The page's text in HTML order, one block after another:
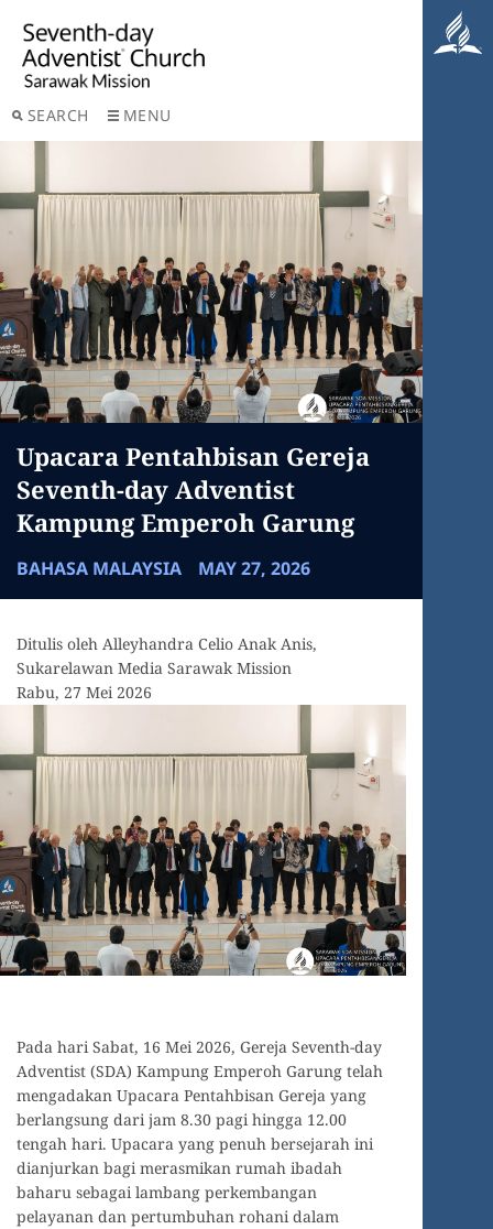
SEARCH MENU
Upacara Pentahbisan Gereja
Seventh-day Adventist
Kampung Emperoh Garung
BAHASA MALAYSIA MAY 27, 2026
Ditulis oleh Alleyhandra Celio Anak Anis,
Sukarelawan Media Sarawak Mission
Rabu, 27 Mei 2026
Pada hari Sabat, 16 Mei 2026, Gereja Seventh-day
Adventist (SDA) Kampung Emperoh Garung telah
mengadakan Upacara Pentahbisan Gereja yang
berlangsung dari jam 8.30 pagi hingga 12.00
tengah hari. Upacara yang penuh bersejarah ini
dianjurkan bagi merasmikan rumah ibadah
baharu sebagai lambang perkembangan
pelayanan dan pertumbuhan rohani dalam